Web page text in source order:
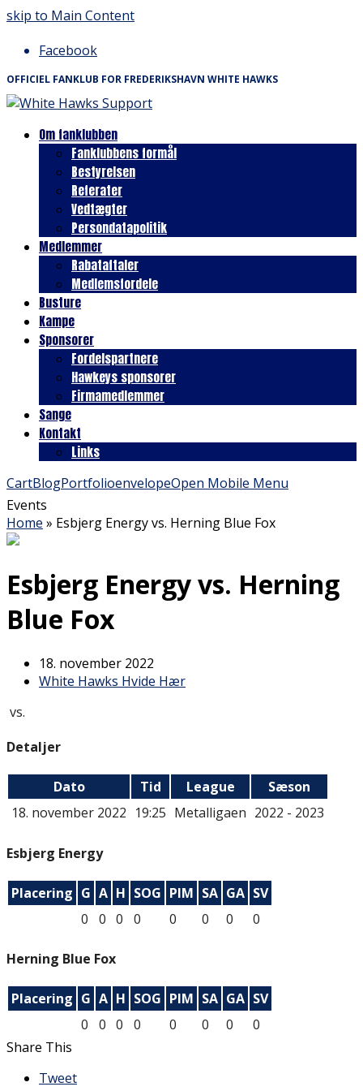
skip to Main Content
Facebook
OFFICIEL FANKLUB FOR FREDERIKSHAVN WHITE HAWKS
Om fanklubben
Fanklubbens formål
Bestyrelsen
Referater
Vedtægter
Persondatapolitik
Medlemmer
Rabataftaler
Medlemsfordele
Busture
Kampe
Sponsorer
Fordelspartnere
Hawkeys sponsorer
Firmamedlemmer
Sange
Kontakt
Links
CartBlogPortfolioenvelopeOpen Mobile Menu
Events
Home » Esbjerg Energy vs. Herning Blue Fox
Esbjerg Energy vs. Herning
Blue Fox
18. november 2022
White Hawks Hvide Hær
vs.
Detaljer
Dato Tid League
Sæson
18. november 2022 19:25 Metalligaen 2022 - 2023
Esbjerg Energy
Placering G A H SOG PIM SA GA SV
0
0 0 0 0 0 0 0
Herning Blue Fox
Placering G A H SOG PIM SA GA SV
0
0 0 0 0 0 0
0
Share This
Tweet